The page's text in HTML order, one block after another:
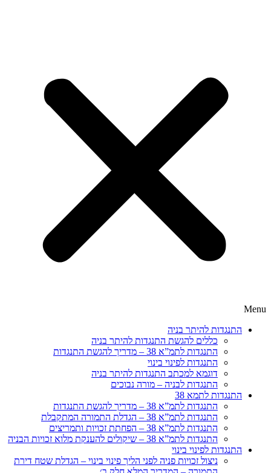
Menu
התנגדות להיתר בניה
כללים להגשת התנגדות להיתר בניה
התנגדות לתמ”א 38 – מדריך להגשת התנגדות
התנגדות לפינוי בינוי
דוגמא למכתב התנגדות להיתר בניה
התנגדות לבניה – מורה נבוכים
התנגדות לתמא 38
התנגדות לתמ”א 38 – מדריך להגשת התנגדות
התנגדות לתמ”א 38 – הגדלת התמורה המתקבלת
התנגדות לתמ”א 38 – הפחתת זכויות ותמריצים
התנגדות לתמ”א 38 – שיקולים להענקת מלוא זכויות הבניה
התנגדות לפינוי בינוי
ניצול זכויות פניה לפני הליך פינוי בינוי – הגדלת שטח דירת